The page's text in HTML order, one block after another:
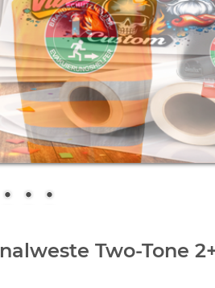
Two-Tone